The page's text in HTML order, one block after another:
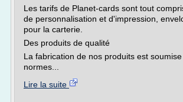
Les tarifs de Planet-cards sont tout
de personnalisation et d'impression,
pour la carterie.
Des produits de qualité
La fabrication de nos produits est
normes...
Lire la suite